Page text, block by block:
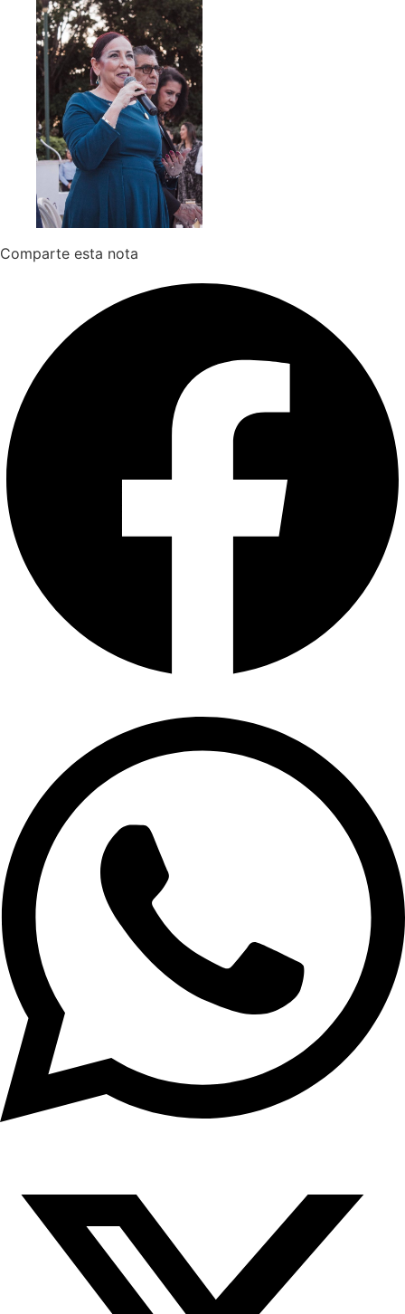
Comparte esta nota